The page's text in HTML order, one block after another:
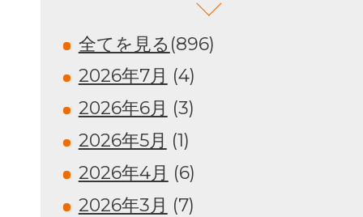
全てを見る (896)
2026年7月 (4)
2026年6月 (3)
2026年5月 (1)
2026年4月 (6)
2026年3月 (7)